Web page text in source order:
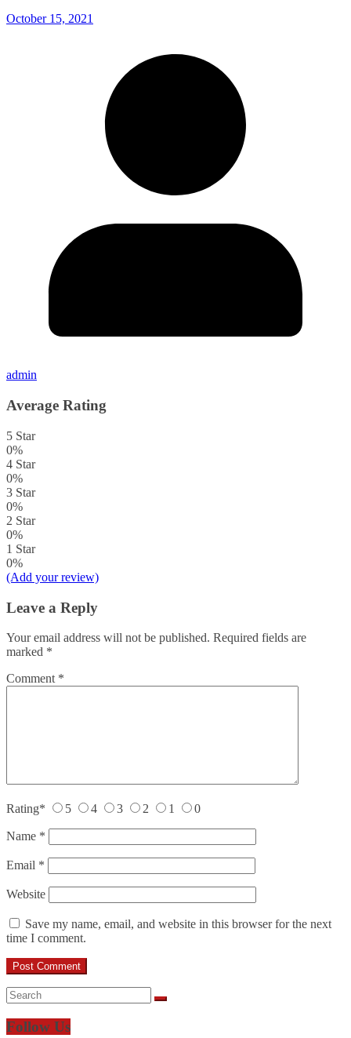
October 15, 2021
admin
Average Rating
5 Star
0%
4 Star
0%
3 Star
0%
2 Star
0%
1 Star
0%
(Add your review)
Leave a Reply
Your email address will not be published. Required fields are
marked *
Comment *
Rating* 5 4 3 2 1 0
Name *
Email *
Website
Save my name, email, and website in this browser for the next
time I comment.
Follow Us